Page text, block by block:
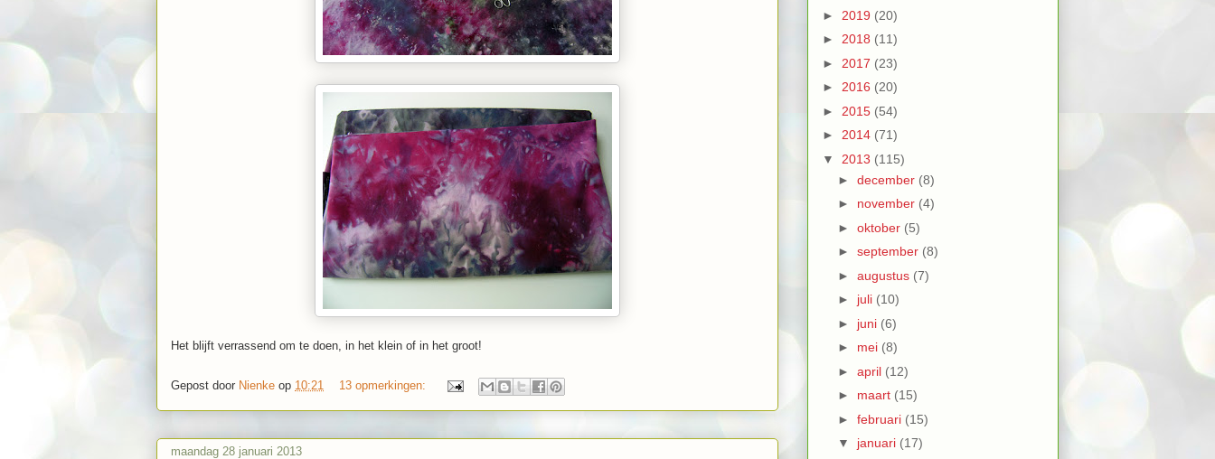
Het blijft verrassend om te doen, in het klein of in het groot!
Gepost door Nienke op 10:21 13 opmerkingen:
maandag 28 januari 2013
► 2019 (20)
► 2018 (11)
► 2017 (23)
► 2016 (20)
► 2015 (54)
► 2014 (71)
▼ 2013 (115)
► december (8)
► november (4)
► oktober (5)
► september (8)
► augustus (7)
► juli (10)
► juni (6)
► mei (8)
► april (12)
► maart (15)
► februari (15)
▼ januari (17)